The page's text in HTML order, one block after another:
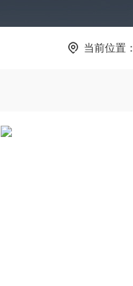
当前位置：